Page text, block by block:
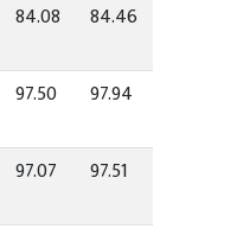
84.08 84.46
97.50 97.94
97.07 97.51